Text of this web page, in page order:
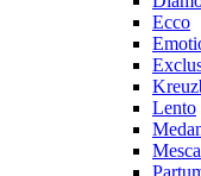
Ecco
Lento